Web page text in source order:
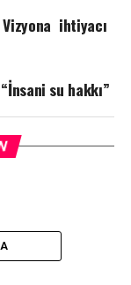
Vizyona ihtiyacı
su hakkı”